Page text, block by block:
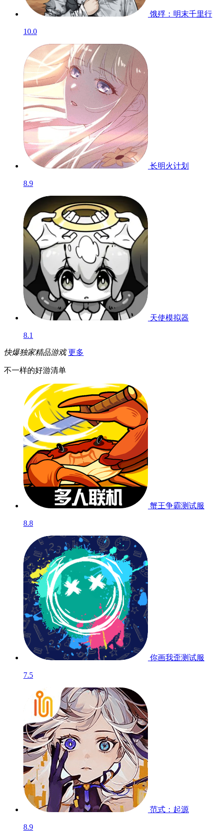
饿殍：明末千里行
10.0
长明火计划
8.9
天使模拟器
8.1
快爆独家精品游戏 更多
不一样的好游清单
蟹王争霸测试服
8.8
你画我歪测试服
7.5
范式：起源
8.9